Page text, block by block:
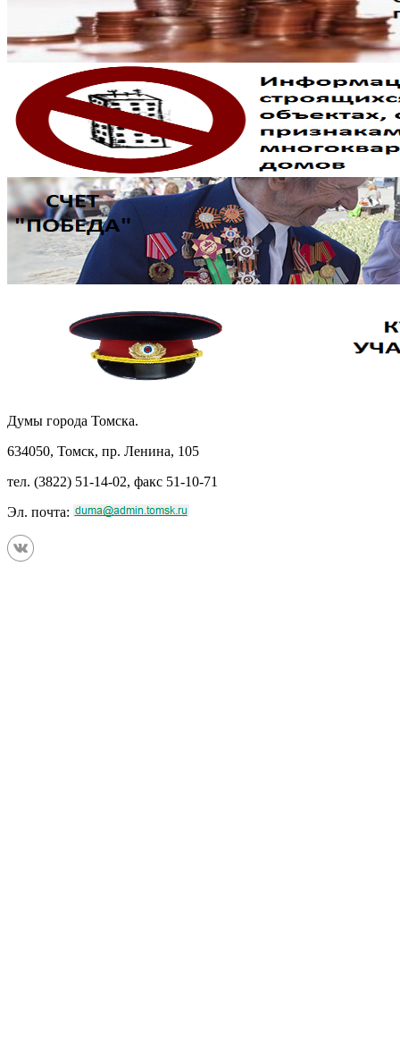
Думы города Томска.
634050, Томск, пр. Ленина, 105
тел. (3822) 51-14-02, факс 51-10-71
Эл. почта: